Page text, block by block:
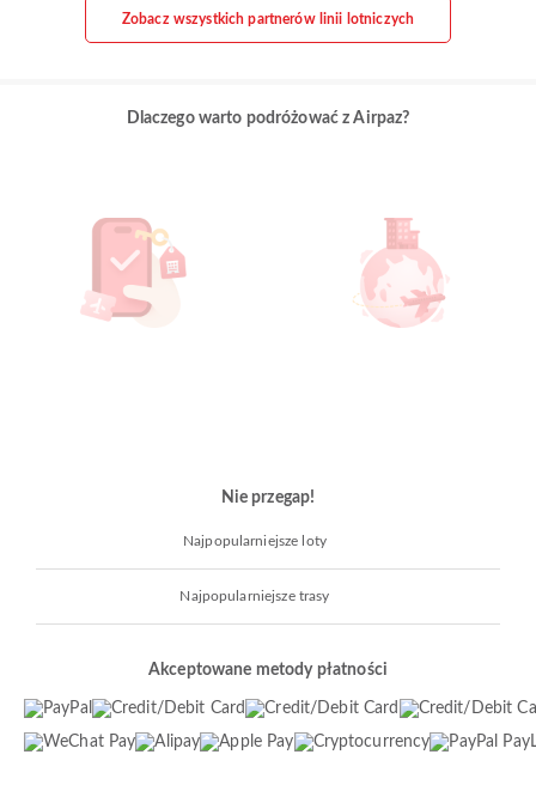
Zobacz wszystkich partnerów linii lotniczych
Dlaczego warto podróżować z Airpaz?
Nie przegap!
Najpopularniejsze loty
Najpopularniejsze trasy
Akceptowane metody płatności